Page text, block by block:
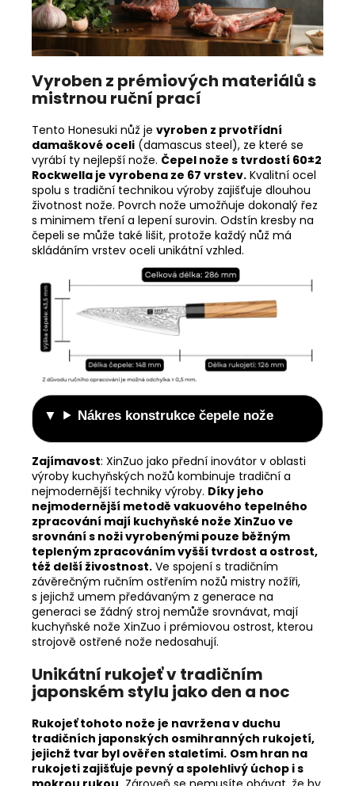
Vyroben z prémiových materiálů s
mistrnou ruční prací
Tento Honesuki nůž je vyroben z prvotřídní
damaškové oceli (damascus steel), ze které se
vyrábí ty nejlepší nože. Čepel nože s tvrdostí 60±2
Rockwella je vyrobena ze 67 vrstev. Kvalitní ocel
spolu s tradiční technikou výroby zajišťuje dlouhou
životnost nože. Povrch nože umožňuje dokonalý řez
s minimem tření a lepení surovin. Odstín kresby na
čepeli se může také lišit, protože každý nůž má
skládáním vrstev oceli unikátní vzhled.
Nákres konstrukce čepele nože
Zajímavost: XinZuo jako přední inovátor v oblasti
výroby kuchyňských nožů kombinuje tradiční a
nejmodernější techniky výroby. Díky jeho
nejmodernější metodě vakuového tepelného
zpracování mají kuchyňské nože XinZuo ve
srovnání s noži vyrobenými pouze běžným
tepleným zpracováním vyšší tvrdost a ostrost,
též delší živostnost. Ve spojení s tradičním
závěrečným ručním ostřením nožů mistry nožíři,
s jejichž umem předávaným z generace na
generaci se žádný stroj nemůže srovnávat, mají
kuchyňské nože XinZuo i prémiovou ostrost, kterou
strojově ostřené nože nedosahují.
Unikátní rukojeť v tradičním
japonském stylu jako den a noc
Rukojeť tohoto nože je navržena v duchu
tradičních japonských osmihranných rukojetí,
jejichž tvar byl ověřen staletími. Osm hran na
rukojeti zajišťuje pevný a spolehlivý úchop i s